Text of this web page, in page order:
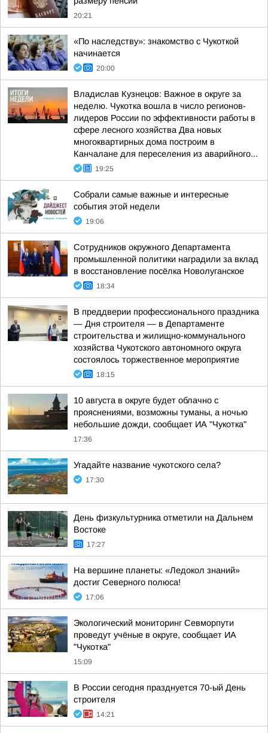
20:21
«По наследству»: знакомство с Чукоткой
начинается
20:00
Владислав Кузнецов: Важное в округе за
неделю. Чукотка вошла в число регионов-
лидеров России по эффективности работы в
сфере лесного хозяйства Два новых
многоквартирных дома построим в
Канчалане для переселения из аварийного...
19:25
Собрали самые важные и интересные
события этой недели
19:06
Сотрудников окружного Департамента
промышленной политики наградили за вклад
в восстановление посёлка Новолуганское
18:34
В преддверии профессионального праздника
— Дня строителя — в Департаменте
строительства и жилищно-коммунального
хозяйства Чукотского автономного округа
состоялось торжественное мероприятие
18:15
10 августа в округе будет облачно с
прояснениями, возможны туманы, а ночью
небольшие дожди, сообщает ИА "Чукотка"
17:36
Угадайте название чукотского села?
17:30
День физкультурника отметили на Дальнем
Востоке
17:27
На вершине планеты: «Ледокол знаний»
достиг Северного полюса!
17:06
Экологический мониторинг Севморпути
проведут учёные в округе, сообщает ИА
"Чукотка"
15:09
В России сегодня празднуется 70-ый День
строителя
14:21